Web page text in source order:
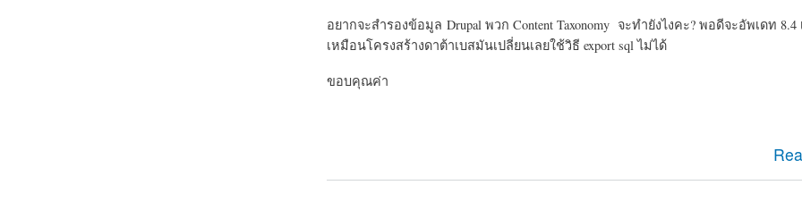
อยากจะสำรองข้อมูล Drupal พวก Content Taxonomy จะทำยังไงคะ? พอดีจะอัพเดท 8.4
เหมือนโครงสร้างดาต้าเบสมันเปลี่ยนเลยใช้วิธี export sql ไม่ได้
ขอบคุณค่า